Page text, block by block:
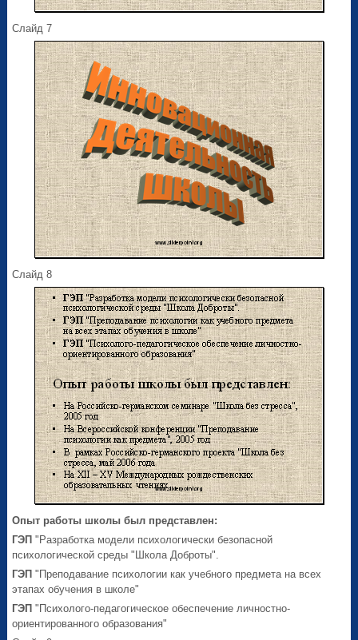
Слайд 7
Слайд 8
Опыт работы школы был представлен:
ГЭП "Разработка модели психологически безопасной
психологической среды "Школа Доброты".
ГЭП "Преподавание психологии как учебного предмета на всех
этапах обучения в школе"
ГЭП "Психолого-педагогическое обеспечение личностно-
ориентированного образования"